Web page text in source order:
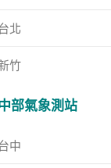
北
竹
部氣象測站
中